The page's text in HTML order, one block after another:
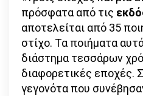
πρόσφατα από τις
αποτελείται από 35
στίχο. Τα ποιήματα
διάστημα τεσσάρων
διαφορετικές εποχές.
γεγονότα που